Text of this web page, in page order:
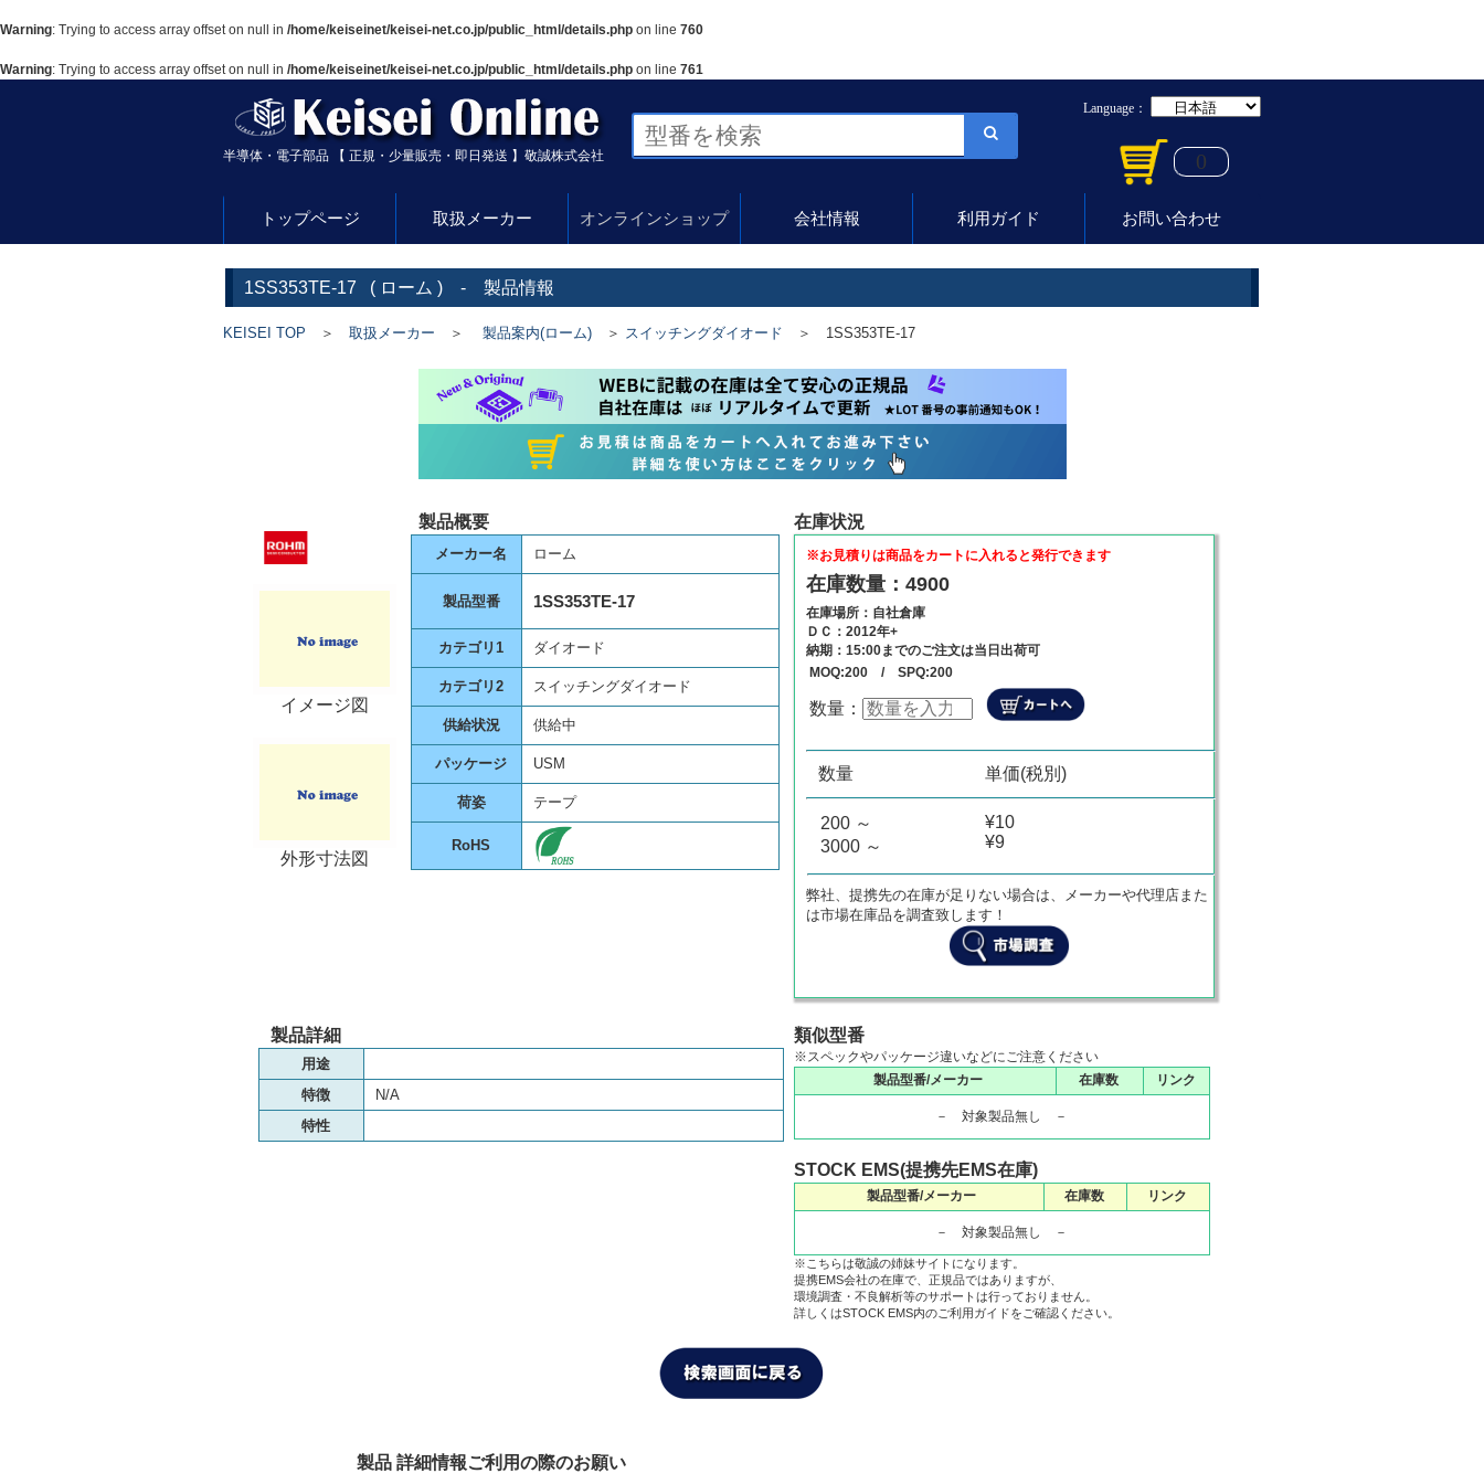
Warning: Trying to access array offset on null in /home/keiseinet/keisei-net.co.jp/public_html/details.php on line 760
Warning: Trying to access array offset on null in /home/keiseinet/keisei-net.co.jp/public_html/details.php on line 761
半導体・電子部品 【 正規・少量販売・即日発送 】敬誠株式会社
Language：
0
トップページ 取扱メーカー オンラインショップ 会社情報 利用ガイド お問い合わせ
1SS353TE-17 ( ローム ) - 製品情報
KEISEI TOP ＞ 取扱メーカー ＞ 製品案内(ローム) ＞ スイッチングダイオード ＞ 1SS353TE-17
イメージ図
外形寸法図
製品概要
メーカー名 ローム
製品型番 1SS353TE-17
カテゴリ1 ダイオード
カテゴリ2 スイッチングダイオード
供給状況 供給中
パッケージ USM
荷姿 テープ
RoHS
在庫状況
※お見積りは商品をカートに入れると発行できます
在庫数量：4900
在庫場所：自社倉庫
ＤＣ：2012年+
納期：15:00までのご注文は当日出荷可
MOQ:200 / SPQ:200
数量：
0
数量 単価(税別)
200 ～
3000 ～
¥10
¥9
弊社、提携先の在庫が足りない場合は、メーカーや代理店また
は市場在庫品を調査致します！
製品詳細
用途
特徴
N/A
特性
類似型番
※スペックやパッケージ違いなどにご注意ください
製品型番/メーカー
在庫数 リンク
－ 対象製品無し －
STOCK EMS(提携先EMS在庫)
製品型番/メーカー 在庫数 リンク
－ 対象製品無し －
※こちらは敬誠の姉妹サイトになります。
提携EMS会社の在庫で、正規品ではありますが、
環境調査・不良解析等のサポートは行っておりません。
詳しくはSTOCK EMS内のご利用ガイドをご確認ください。
製品 詳細情報ご利用の際のお願い